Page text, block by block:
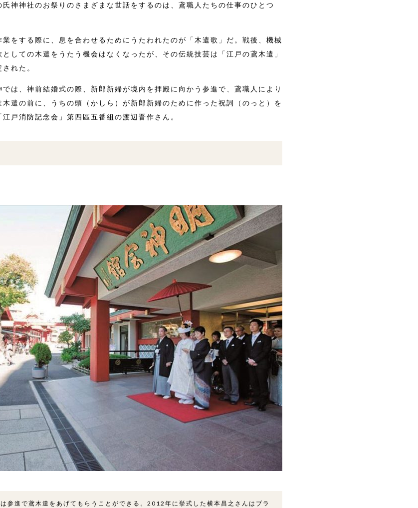
神神社のお祭りのさまざまな世話をするのは、鳶職人たちの仕事のひとつ
をする際に、息を合わせるためにうたわれたのが「木遣歌」だ。戦後、機械
しての木遣をうたう機会はなくなったが、その伝統技芸は「江戸の鳶木遣」
れた。
では、神前結婚式の際、新郎新婦が境内を拝殿に向かう参進で、鳶職人により
遣の前に、うちの頭（かしら）が新郎新婦のために作った祝詞（のっと）を
戸消防記念会」第四區五番組の渡辺晋作さん。
参進で鳶木遣をあげてもらうことができる。2012年に挙式した横本昌之さんはブラ